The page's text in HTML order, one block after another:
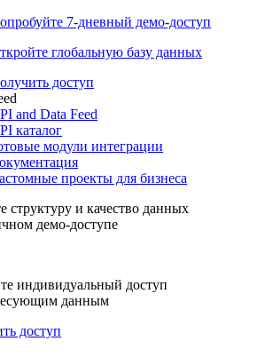
7-дневный демо-доступ
глобальную базу данных
доступ
and Data Feed
каталог
модули интеграции
проекты для бизнеса
структуру и качество данных
демо-доступе
индивидуальный доступ
данным
доступ